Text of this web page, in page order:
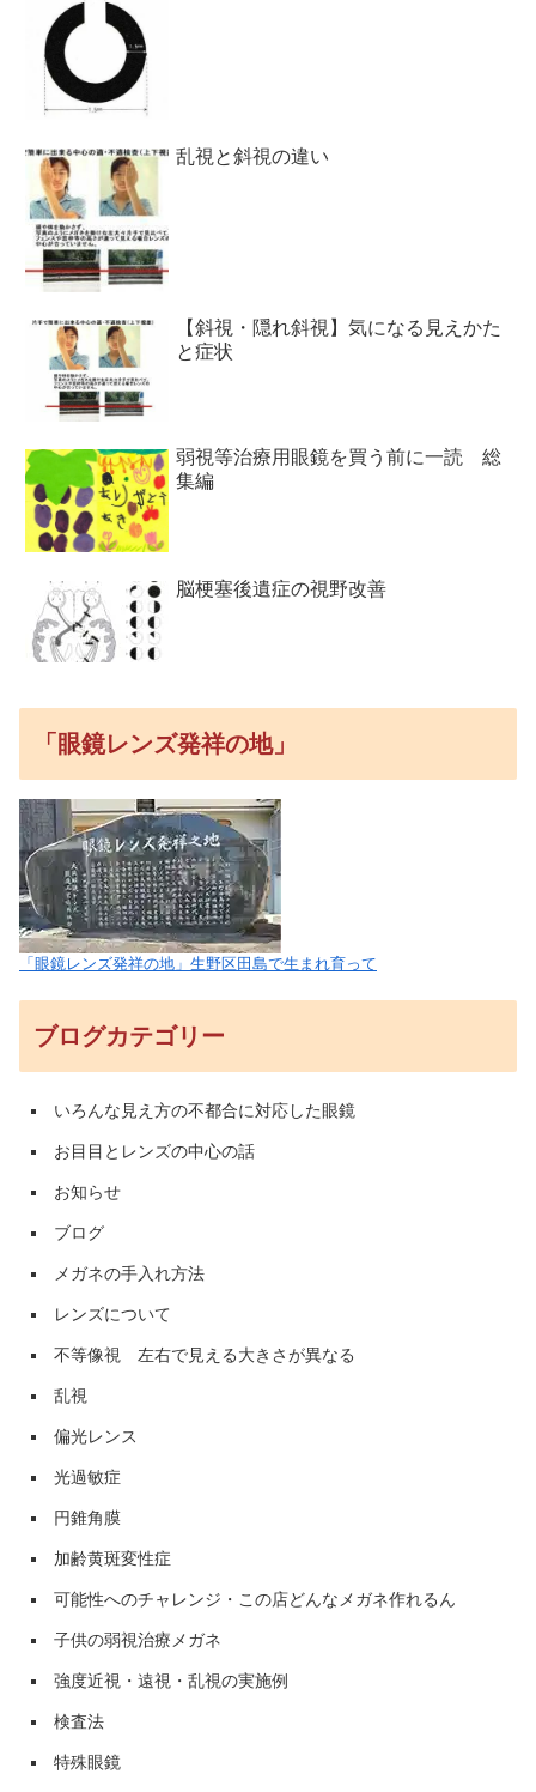
乱視と斜視の違い
【斜視・隠れ斜視】気になる見えかた
と症状
弱視等治療用眼鏡を買う前に一読 総
集編
脳梗塞後遺症の視野改善
「眼鏡レンズ発祥の地」
「眼鏡レンズ発祥の地」生野区田島で生まれ育って
ブログカテゴリー
いろんな見え方の不都合に対応した眼鏡
お目目とレンズの中心の話
お知らせ
ブログ
メガネの手入れ方法
レンズについて
不等像視 左右で見える大きさが異なる
乱視
偏光レンス
光過敏症
円錐角膜
加齢黄斑変性症
可能性へのチャレンジ・この店どんなメガネ作れるん
子供の弱視治療メガネ
強度近視・遠視・乱視の実施例
検査法
特殊眼鏡